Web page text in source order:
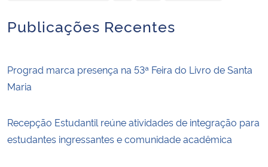
Publicações Recentes
Prograd marca presença na 53ª Feira do Livro de Santa
Maria
Recepção Estudantil reúne atividades de integração para
estudantes ingressantes e comunidade acadêmica